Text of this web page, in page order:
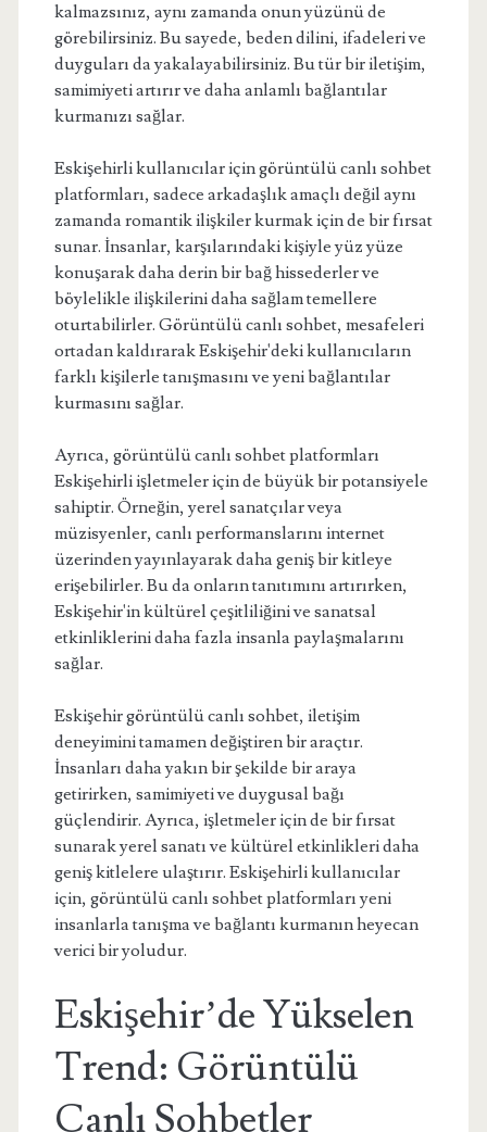
kalmazsınız, aynı zamanda onun yüzünü de
görebilirsiniz. Bu sayede, beden dilini, ifadeleri ve
duyguları da yakalayabilirsiniz. Bu tür bir iletişim,
samimiyeti artırır ve daha anlamlı bağlantılar
kurmanızı sağlar.
Eskişehirli kullanıcılar için görüntülü canlı sohbet
platformları, sadece arkadaşlık amaçlı değil aynı
zamanda romantik ilişkiler kurmak için de bir fırsat
sunar. İnsanlar, karşılarındaki kişiyle yüz yüze
konuşarak daha derin bir bağ hissederler ve
böylelikle ilişkilerini daha sağlam temellere
oturtabilirler. Görüntülü canlı sohbet, mesafeleri
ortadan kaldırarak Eskişehir'deki kullanıcıların
farklı kişilerle tanışmasını ve yeni bağlantılar
kurmasını sağlar.
Ayrıca, görüntülü canlı sohbet platformları
Eskişehirli işletmeler için de büyük bir potansiyele
sahiptir. Örneğin, yerel sanatçılar veya
müzisyenler, canlı performanslarını internet
üzerinden yayınlayarak daha geniş bir kitleye
erişebilirler. Bu da onların tanıtımını artırırken,
Eskişehir'in kültürel çeşitliliğini ve sanatsal
etkinliklerini daha fazla insanla paylaşmalarını
sağlar.
Eskişehir görüntülü canlı sohbet, iletişim
deneyimini tamamen değiştiren bir araçtır.
İnsanları daha yakın bir şekilde bir araya
getirirken, samimiyeti ve duygusal bağı
güçlendirir. Ayrıca, işletmeler için de bir fırsat
sunarak yerel sanatı ve kültürel etkinlikleri daha
geniş kitlelere ulaştırır. Eskişehirli kullanıcılar
için, görüntülü canlı sohbet platformları yeni
insanlarla tanışma ve bağlantı kurmanın heyecan
verici bir yoludur.
Eskişehir’de Yükselen
Trend: Görüntülü
Canlı Sohbetler